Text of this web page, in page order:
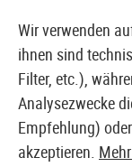
Wir verwenden
ihnen sind
Filter, etc.),
Analysezwecke
Empfehlung)
akzeptieren.